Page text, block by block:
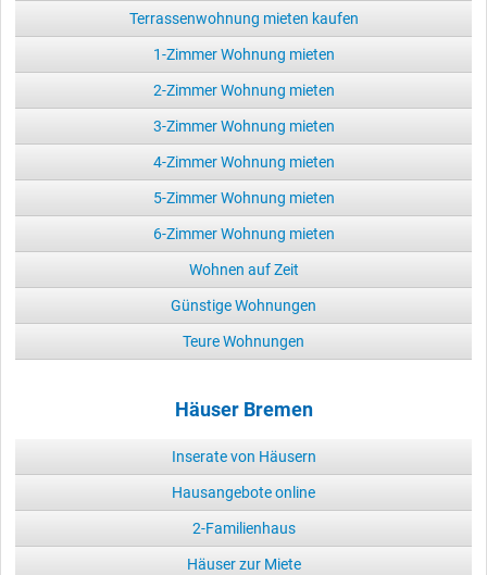
Terrassenwohnung mieten kaufen
1-Zimmer Wohnung mieten
2-Zimmer Wohnung mieten
3-Zimmer Wohnung mieten
4-Zimmer Wohnung mieten
5-Zimmer Wohnung mieten
6-Zimmer Wohnung mieten
Wohnen auf Zeit
Günstige Wohnungen
Teure Wohnungen
Häuser Bremen
Inserate von Häusern
Hausangebote online
2-Familienhaus
Häuser zur Miete